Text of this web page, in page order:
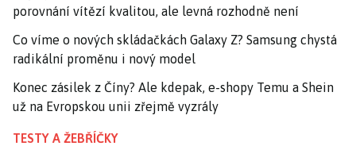
porovnání vítězí kvalitou, ale levná rozhodně není
Co víme o nových skládačkách Galaxy Z? Samsung chystá
radikální proměnu i nový model
Konec zásilek z Číny? Ale kdepak, e-shopy Temu a Shein
už na Evropskou unii zřejmě vyzrály
TESTY A ŽEBŘÍČKY